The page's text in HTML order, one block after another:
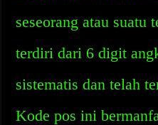
seseorang atau suatu
terdiri dari 6 digit
sistematis dan telah
Kode pos ini